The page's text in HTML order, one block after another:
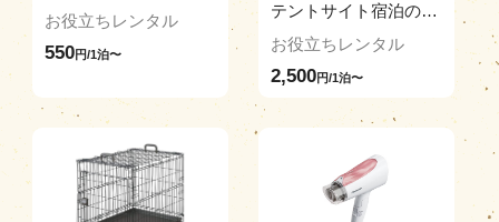
お役立ちレンタル
550円/1泊〜
テントサイト宿泊の方
限定
お役立ちレンタル
2,500円/1泊〜